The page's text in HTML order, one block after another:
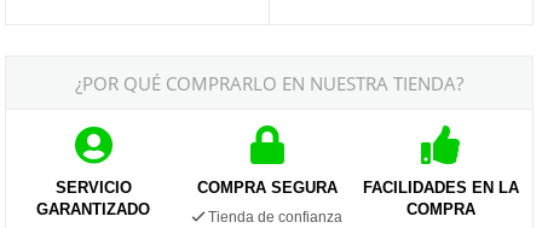
¿POR QUÉ COMPRARLO EN NUESTRA TIENDA?
SERVICIO
GARANTIZADO
COMPRA SEGURA
Tienda de confianza
FACILIDADES EN LA
COMPRA